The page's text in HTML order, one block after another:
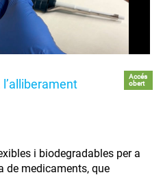
Accés
obert
i biodegradables per a
de medicaments, que